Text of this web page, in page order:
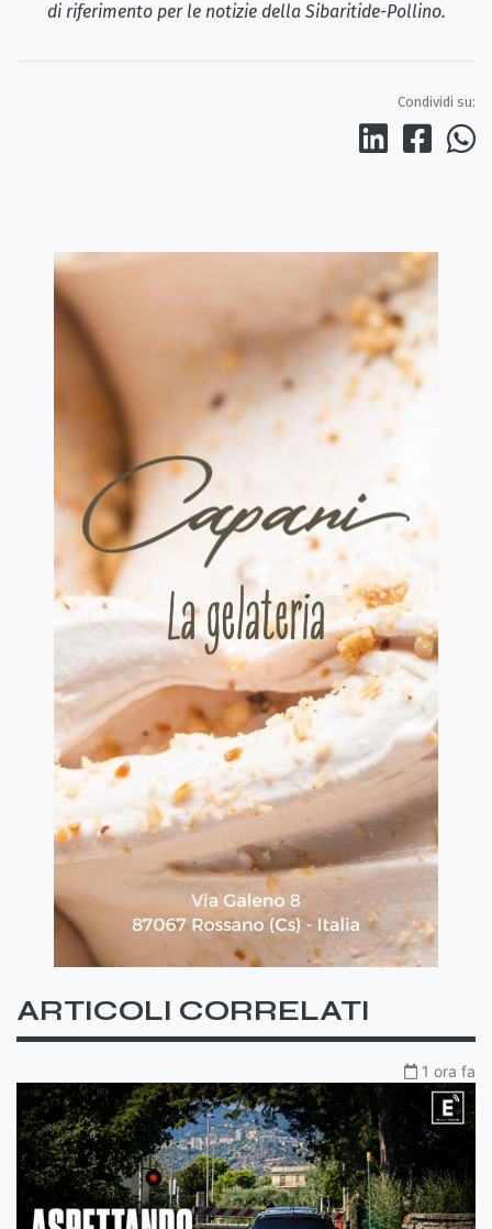
di riferimento per le notizie della Sibaritide-Pollino.
Condividi su:
ARTICOLI CORRELATI
1 ora fa